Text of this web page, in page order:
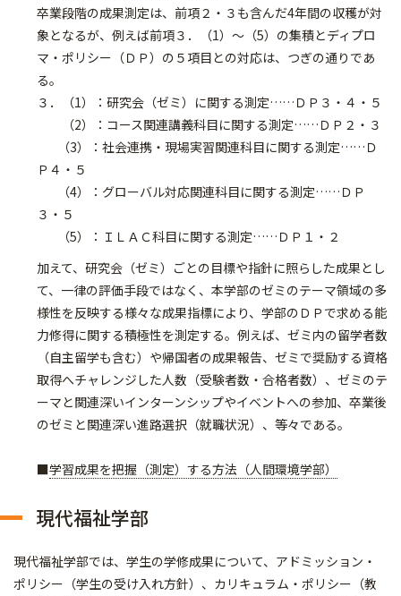
卒業段階の成果測定は、前項２・３も含んだ4年間の収穫が対
象となるが、例えば前項３．（1）～（5）の集積とディプロ
マ・ポリシー（ＤＰ）の５項目との対応は、つぎの通りであ
る。
３．（1）：研究会（ゼミ）に関する測定……ＤＰ３・４・５
（2）：コース関連講義科目に関する測定……ＤＰ２・３
（3）：社会連携・現場実習関連科目に関する測定……Ｄ
Ｐ４・５
（4）：グローバル対応関連科目に関する測定……ＤＰ
３・５
（5）：ＩＬＡＣ科目に関する測定……ＤＰ１・２
加えて、研究会（ゼミ）ごとの目標や指針に照らした成果とし
て、一律の評価手段ではなく、本学部のゼミのテーマ領域の多
様性を反映する様々な成果指標により、学部のＤＰで求める能
力修得に関する積極性を測定する。例えば、ゼミ内の留学者数
（自主留学も含む）や帰国者の成果報告、ゼミで奨励する資格
取得へチャレンジした人数（受験者数・合格者数）、ゼミのテ
ーマと関連深いインターンシップやイベントへの参加、卒業後
のゼミと関連深い進路選択（就職状況）、等々である。
■学習成果を把握（測定）する方法（人間環境学部）
現代福祉学部
現代福祉学部では、学生の学修成果について、アドミッション・
ポリシー（学生の受け入れ方針）、カリキュラム・ポリシー（教